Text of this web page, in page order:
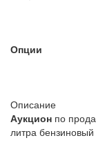
Опции
Описание
Аукцион по
литра